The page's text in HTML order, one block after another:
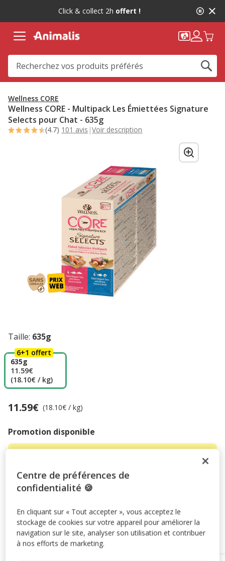
message,
Click & collect 2h offert !
Wellness CORE
Wellness CORE - Multipack Les Émiettées Signature
Selects pour Chat - 635g
(4.7) 101 avis |Voir description
Taille: 635g
635g
6+1 offert
11.59€
(18.10€ / kg)
Promotion disponible
SUPER LOTS : 6 achetés = le 7ème offert à
sélection de produits.Retrouvez la sélection
Voir conditions
Prix 11.59€, 18.10 EUR par kg
11.59€ (18.10€ / kg)
Ajouter au panier
Centre de préférences de
confidentialité 🍪
En cliquant sur « Tout accepter », vous acceptez le
stockage de cookies sur votre appareil pour améliorer la
navigation sur le site, analyser son utilisation et contribuer
à nos efforts de marketing.